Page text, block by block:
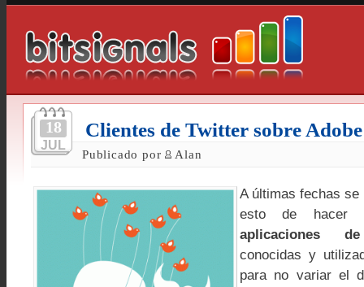
18
JUL
Clientes de Twitter sobre
Publicado por Alan
A últimas fechas se
esto de hacer
aplicaciones
conocidas y
para no variar el